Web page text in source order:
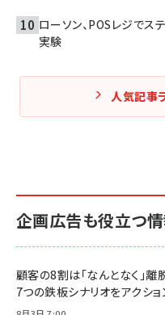
ローソン、POSレジでス
実験
人気記事
企画広告も役立つ情
顧客の8割は「なんとなく」
7つの鉄板シナリオをアクシ